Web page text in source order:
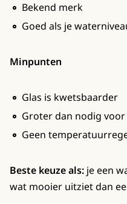
Bekend merk
Goed als je
Minpunten
Glas is kwetsbaarder
Groter dan nodig
Geen
Beste keuze als: je een
wat mooier uitziet dan